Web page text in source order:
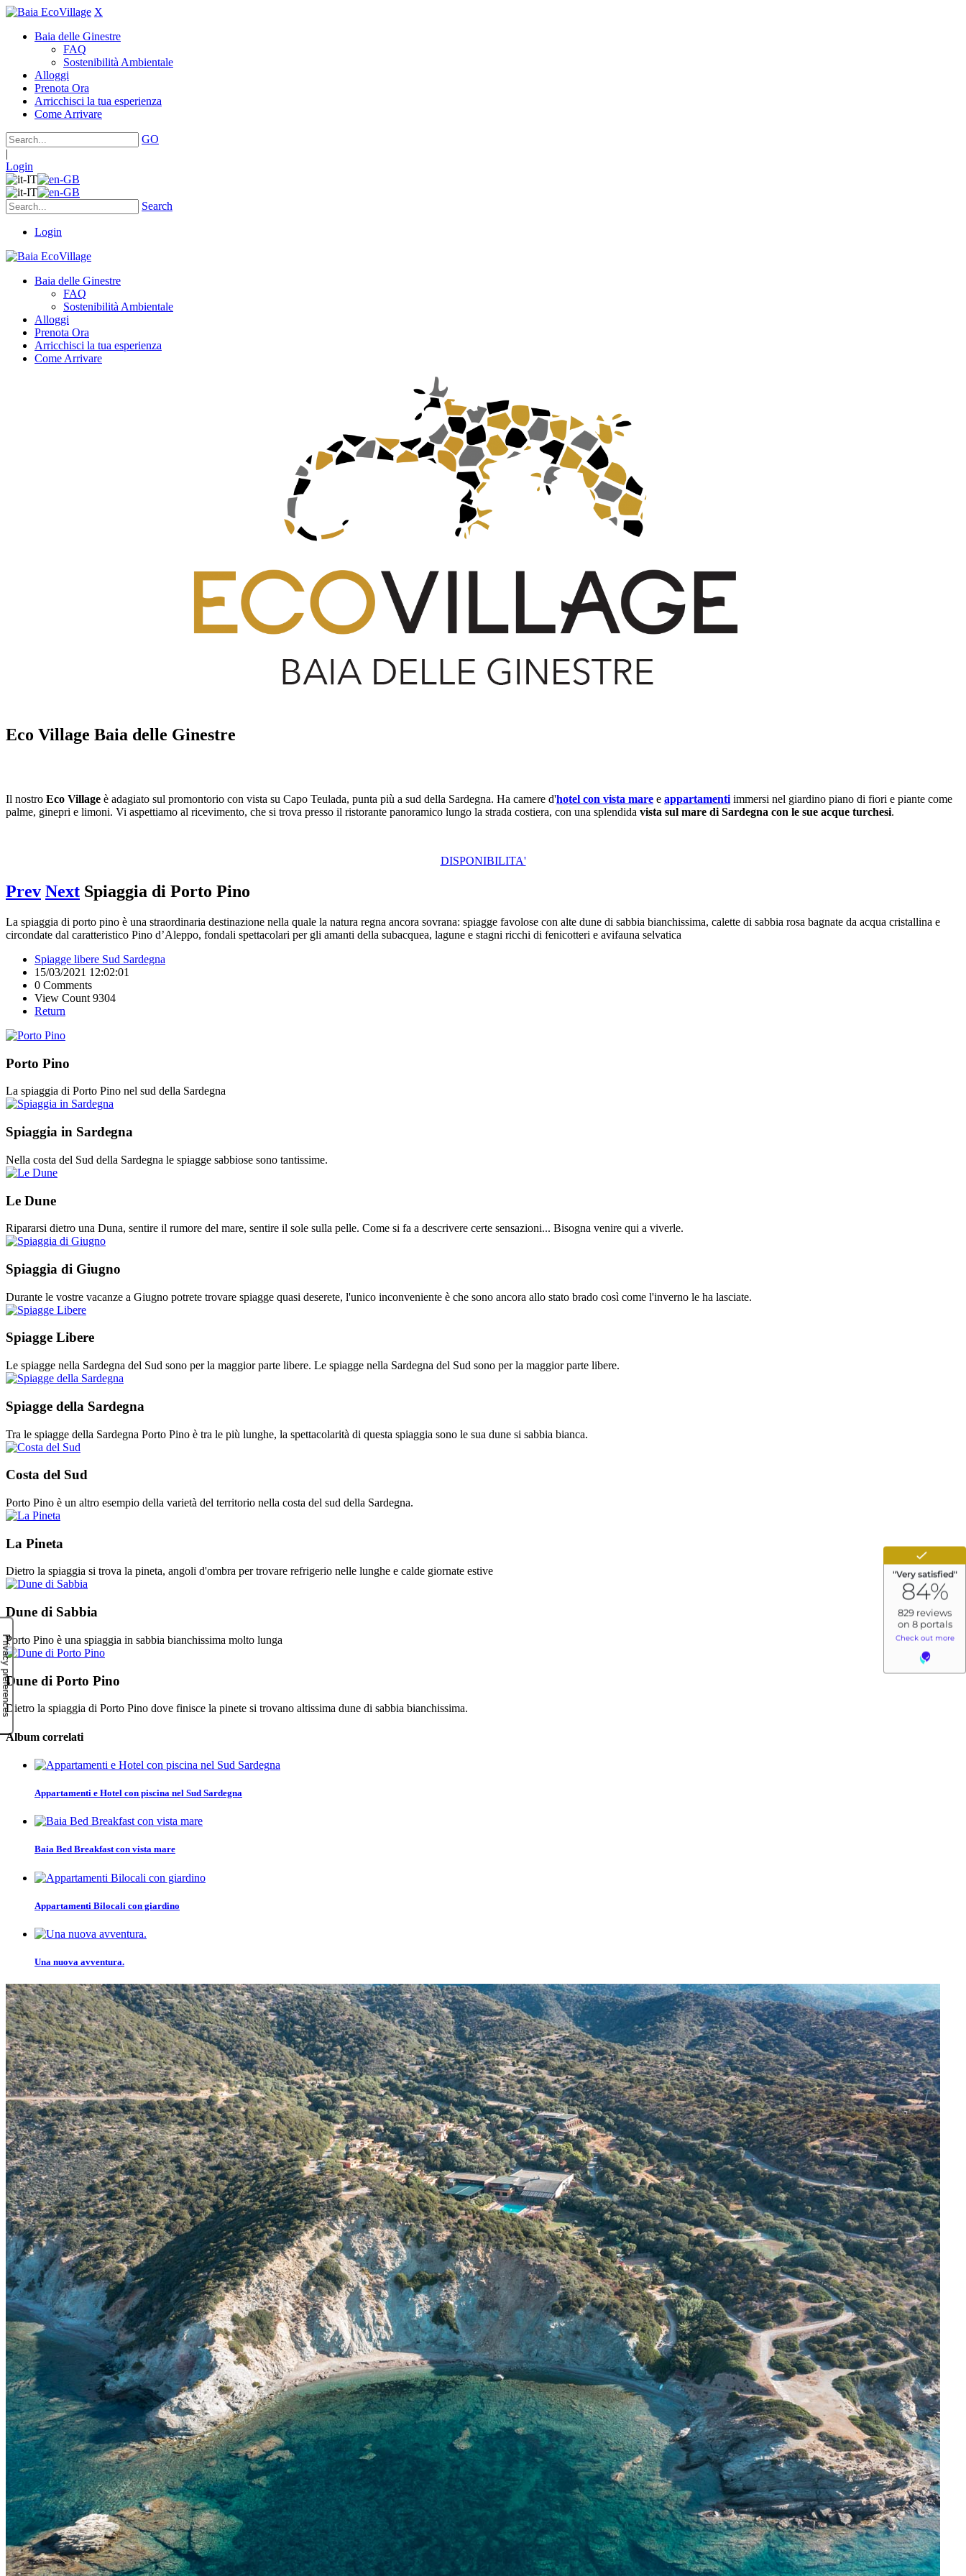
X
Baia delle Ginestre
FAQ
Sostenibilità Ambientale
Alloggi
Prenota Ora
Arricchisci la tua esperienza
Come Arrivare
GO
|
Login
Search
Login
Baia delle Ginestre
FAQ
Sostenibilità Ambientale
Alloggi
Prenota Ora
Arricchisci la tua esperienza
Come Arrivare
Eco Village Baia delle Ginestre
Il nostro Eco Village è adagiato sul promontorio con vista su Capo Teulada, punta più a sud della Sardegna. Ha camere d'hotel con vista mare e appartamenti immersi nel giardino piano di fiori e piante come
palme, ginepri e limoni. Vi aspettiamo al ricevimento, che si trova presso il ristorante panoramico lungo la strada costiera, con una splendida vista sul mare di Sardegna con le sue acque turchesi.
DISPONIBILITA'
Prev Next Spiaggia di Porto Pino
La spiaggia di porto pino è una straordinaria destinazione nella quale la natura regna ancora sovrana: spiagge favolose con alte dune di sabbia bianchissima, calette di sabbia rosa bagnate da acqua cristallina e
circondate dal caratteristico Pino d’Aleppo, fondali spettacolari per gli amanti della subacquea, lagune e stagni ricchi di fenicotteri e avifauna selvatica
Spiagge libere Sud Sardegna
15/03/2021 12:02:01
0 Comments
View Count 9304
Return
Porto Pino
La spiaggia di Porto Pino nel sud della Sardegna
Spiaggia in Sardegna
Nella costa del Sud della Sardegna le spiagge sabbiose sono tantissime.
Le Dune
Ripararsi dietro una Duna, sentire il rumore del mare, sentire il sole sulla pelle. Come si fa a descrivere certe sensazioni... Bisogna venire qui a viverle.
Spiaggia di Giugno
Durante le vostre vacanze a Giugno potrete trovare spiagge quasi deserete, l'unico inconveniente è che sono ancora allo stato brado così come l'inverno le ha lasciate.
Spiagge Libere
Le spiagge nella Sardegna del Sud sono per la maggior parte libere. Le spiagge nella Sardegna del Sud sono per la maggior parte libere.
Spiagge della Sardegna
Tra le spiagge della Sardegna Porto Pino è tra le più lunghe, la spettacolarità di questa spiaggia sono le sua dune si sabbia bianca.
Costa del Sud
Porto Pino è un altro esempio della varietà del territorio nella costa del sud della Sardegna.
La Pineta
Dietro la spiaggia si trova la pineta, angoli d'ombra per trovare refrigerio nelle lunghe e calde giornate estive
Dune di Sabbia
Porto Pino è una spiaggia in sabbia bianchissima molto lunga
Dune di Porto Pino
Dietro la spiaggia di Porto Pino dove finisce la pinete si trovano altissima dune di sabbia bianchissima.
Album correlati
Appartamenti e Hotel con piscina nel Sud Sardegna
Baia Bed Breakfast con vista mare
Appartamenti Bilocali con giardino
Una nuova avventura.